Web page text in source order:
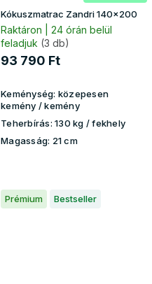
Kókuszmatrac Zandri 140x200
Raktáron | 24 órán belül
feladjuk (3 db)
93 790 Ft
Keménység: közepesen
kemény / kemény
Teherbírás: 130 kg​​​​ / fekhely
Magasság: 21 cm
Prémium Bestseller